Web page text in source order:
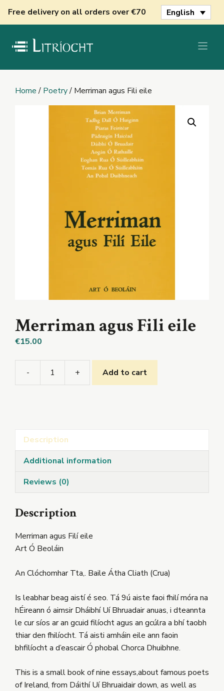
Free delivery on all orders over €70 English
Home/ Poetry/ Merriman agus Fili eile
Merriman agus Fili eile
€15.00
-
Merriman
+ Add to cart
Description
Additional information
Reviews (0)
Description
Merriman agus Filí eile
Art Ó Beoláin
An Clóchomhar Tta,. Baile Átha Cliath (Crua)
Is leabhar beag aistí é seo. Tá 9ú aiste faoi fhilí móra na
hÉireann ó aimsir Dháibhí Uí Bhruadair anuas, i dteannta
le cur síos ar an gcuid filíocht agus an gcúlra a bhí taobh
thiar den fhilíocht. Tá aisti amháin eile ann faoin
bhfilíocht a d’eascair Ó phobal Chorca Dhuibhne.
This is a small book of nine essays,about famous poets
of Ireland, from Dáithí Uí Bhruaidair down, as well as